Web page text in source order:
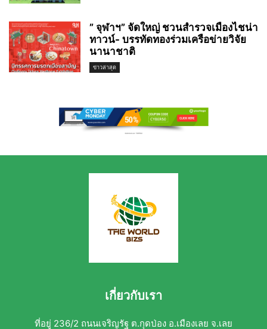
” จุฬาฯ” จัดใหญ่ ชวนสำรวจเมืองไชน่า
ทาวน์- บรรทัดทองร่วมเครือข่ายวิจัย
นานาชาติ
ข่าวล่าสุด
เกี่ยวกับเรา
ที่อยู่ 236/2 ถนนเจริญรัฐ ต.กุดป่อง อ.เมืองเลย จ.เลย